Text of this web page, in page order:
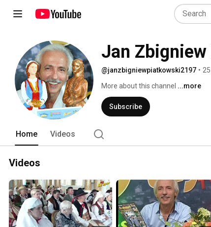
Jan
@janzbigniewpiatkowski2197 •
More about this channel ...more
Subscribe
Home Videos
Videos